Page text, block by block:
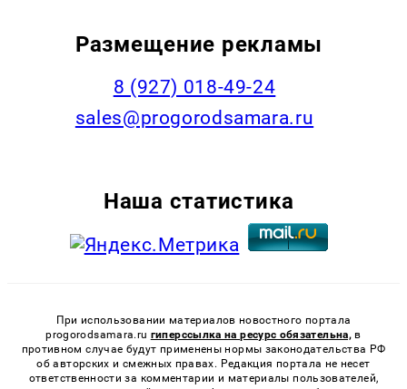
Размещение рекламы
8 (927) 018-49-24
sales@progorodsamara.ru
Наша статистика
При использовании материалов новостного портала
progorodsamara.ru гиперссылка на ресурс обязательна, в
противном случае будут применены нормы законодательства РФ
об авторских и смежных правах. Редакция портала не несет
ответственности за комментарии и материалы пользователей,